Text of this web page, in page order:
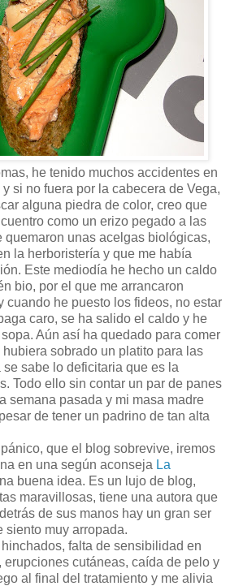
he tenido muchos accidentes en
si no fuera por la cabecera de Vega,
alguna piedra de color, creo que
como un erizo pegado a las
quemaron unas acelgas biológicas,
la herboristería y que me había
Este mediodía he hecho un caldo
bio, por el que me arrancaron
cuando he puesto los fideos, no estar
caro, se ha salido el caldo y he
Aún así ha quedado para comer
sobrado un platito para las
sabe lo deficitaria que es la
Todo ello sin contar un par de panes
semana pasada y mi masa madre
de tener un padrino de tan alta
que el blog sobrevive, iremos
en una según aconseja La
buena idea. Es un lujo de blog,
maravillosas, tiene una autora que
de sus manos hay un gran ser
siento muy arropada.
falta de sensibilidad en
erupciones cutáneas, caída de pelo y
al final del tratamiento y me alivia